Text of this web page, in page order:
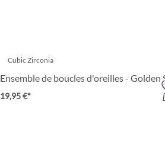
Cubic Zirconia
Ensemble de boucles d'oreilles - Golden
19,95 €*